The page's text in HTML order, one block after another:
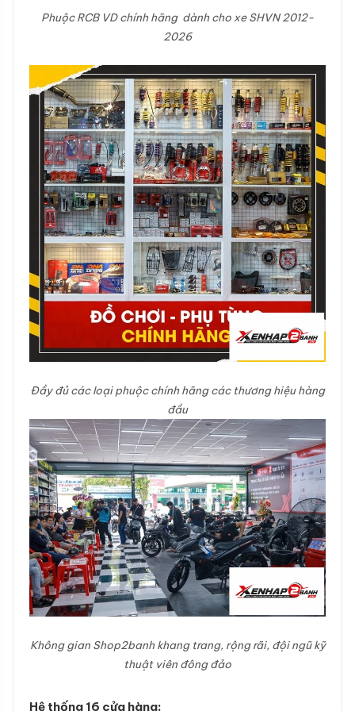
Phuộc RCB VD chính hãng dành cho xe SHVN 2012-
2026
Đầy đủ các loại phuộc chính hãng các thương hiệu hàng
đầu
Không gian Shop2banh khang trang, rộng rãi, đội ngũ kỹ
thuật viên đông đảo
Hệ thống 16 cửa hàng: